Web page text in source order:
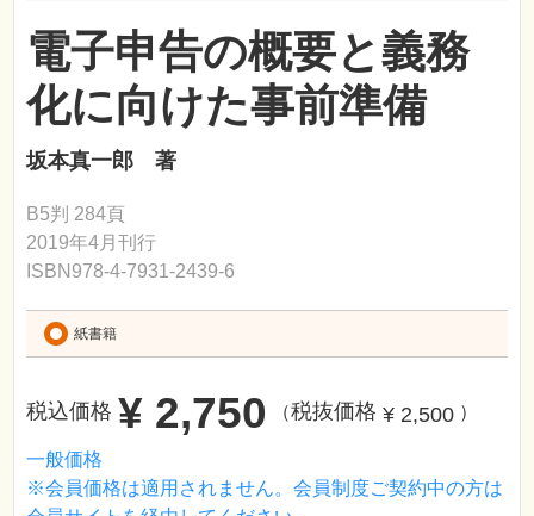
電子申告の概要と義務
化に向けた事前準備
坂本真一郎 著
B5判 284頁
2019年4月刊行
ISBN978-4-7931-2439-6
紙書籍
税込価格 ¥ 2,750 （税抜価格 ¥ 2,500 ）
一般価格
※会員価格は適用されません。会員制度ご契約中の方は